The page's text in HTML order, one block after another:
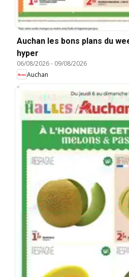
Auchan les bons plans du
hyper
06/08/2026- 09/08/2026
Auchan